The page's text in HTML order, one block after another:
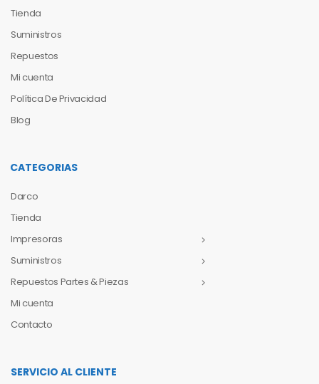
Tienda
Suministros
Repuestos
Mi cuenta
Política De Privacidad
Blog
CATEGORIAS
Darco
Tienda
Impresoras
Suministros
Repuestos Partes & Piezas
Mi cuenta
Contacto
SERVICIO AL CLIENTE